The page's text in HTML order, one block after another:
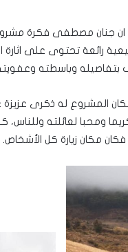
جنان مصطفى فكرة مشروع
رائعة تحتوى على اثارة
بتفاصيله وباسطته
المشروع له ذكرى
ومحبا لعائلته
مكان زيارة كل الأشخاص.